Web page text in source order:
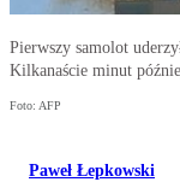
Pierwszy samolot
Kilkanaście minut
Foto: AFP
Paweł Łepkowski